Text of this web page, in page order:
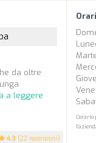
4.3 (22 recensioni)
da oltre
a leggere
L'orario